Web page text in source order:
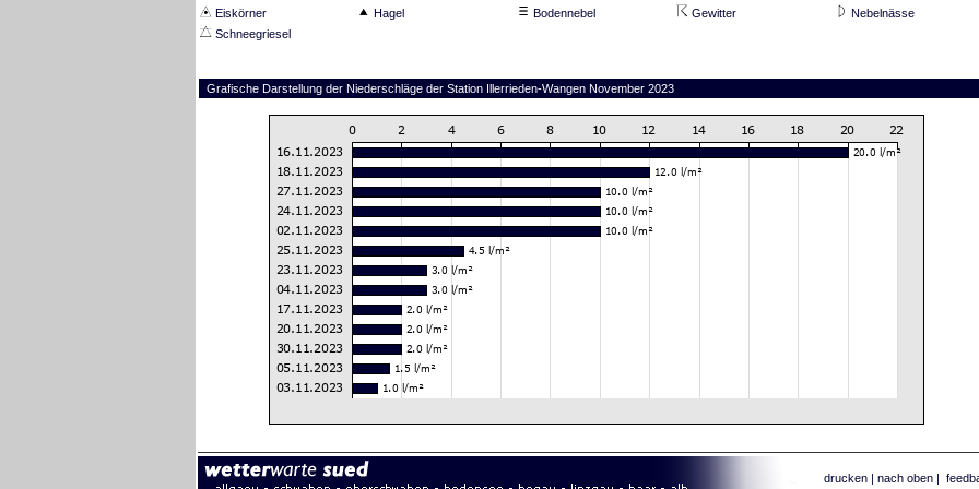
Eiskörner Hagel Bodennebel Gewitter
Nebelnässe
Schneegriesel
Grafische Darstellung der Niederschläge der Station Illerrieden-Wangen November 2023
drucken| nach oben|